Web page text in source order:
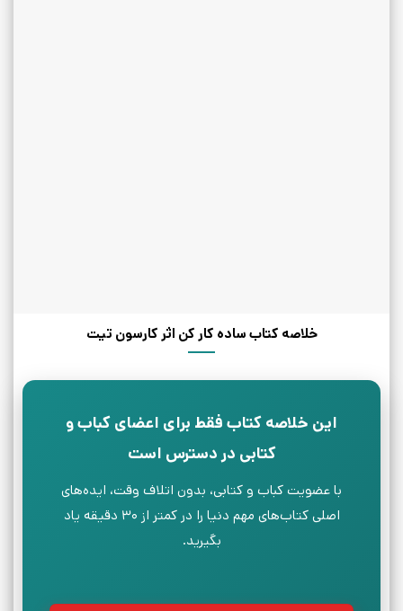
خلاصه کتاب ساده کار کن اثر کارسون تیت
این خلاصه کتاب فقط برای اعضای کباب و
کتابی در دسترس است
با عضویت کباب و کتابی، بدون اتلاف وقت، ایده‌های
اصلی کتاب‌های مهم دنیا را در کمتر از ۳۰ دقیقه یاد
بگیرید.